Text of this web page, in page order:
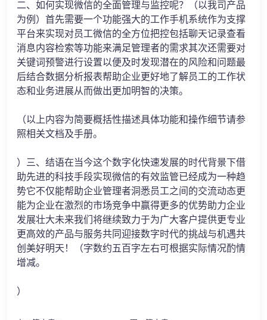
二、如何实现微信的全面管理与监控呢？（以我司产品
为例）首先需要一个功能强大的工作手机系统作为支撑
平台来实现对员工微信的全方位把控包括聊天记录查看
消息内容检索等功能来满足管理者的需求其次还需要对
关键词预警进行设置以便及时发现潜在的风险和问题最
后结合数据分析报表帮助企业更好地了解员工的工作状
态和业务进展从而做出更加明智的决策。
（以上内容为简要概括性描述具体功能和操作细节请参
照相关文档及手册。
）三、结语在当今这个数字化快速发展的时代背景下借
助先进的科技手段实现微信的有效监管已经成为一种趋
势它不仅能帮助企业管理者洞悉员工之间的交流动态更
能为企业在激烈的市场竞争中赢得更多的优势助力企业
发展壮大未来我们将继续致力于为广大客户提供更专业
更高效的产品与服务共同迎接数字时代的挑战与机遇共
创美好明天！（字数约五百字左右可根据实际情况酌情
增减。
）